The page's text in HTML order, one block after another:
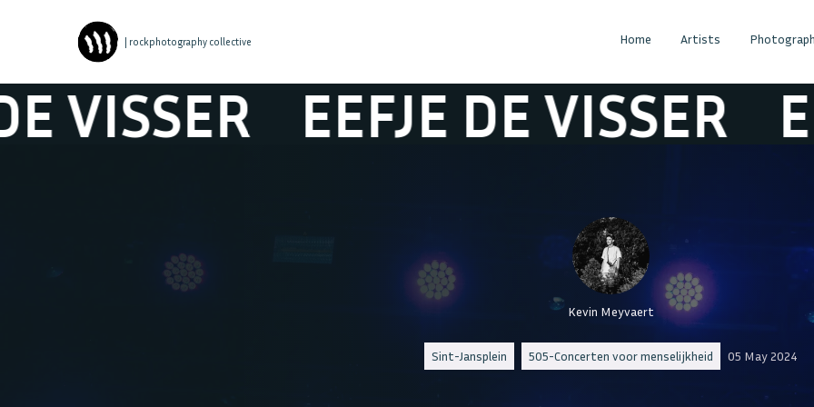
| rockphotography collective Home Artists
EEFJE DE VISSER EEFJE
Kevin Meyvaert
Sint-Jansplein 505-Concerten voor menselijkheid 05 May 2024